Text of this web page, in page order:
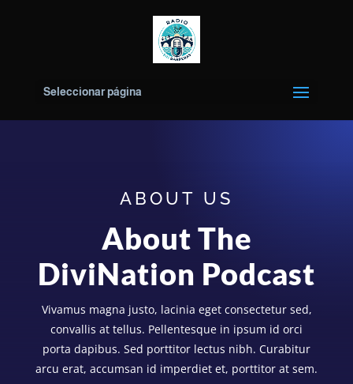
Seleccionar página
ABOUT US
About The
DiviNation Podcast
Vivamus magna justo, lacinia eget consectetur sed,
convallis at tellus. Pellentesque in ipsum id orci
porta dapibus. Sed porttitor lectus nibh. Curabitur
arcu erat, accumsan id imperdiet et, porttitor at sem.